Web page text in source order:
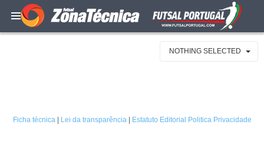
NOTHING SELECTED
Ficha técnica| Lei da transparência| Estatuto Editorial Politica Privacidade